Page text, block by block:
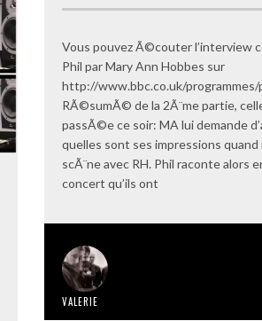
Vous pouvez Ã©couter l’interview
Phil par Mary Ann Hobbes sur
http://www.bbc.co.uk/
RÃ©sumÃ© de la 2Ã¨me partie,
passÃ©e ce soir: MA lui demande
quelles sont ses impressions quand
scÃ¨ne avec RH. Phil raconte alors
concert qu’ils ont
VALERIE